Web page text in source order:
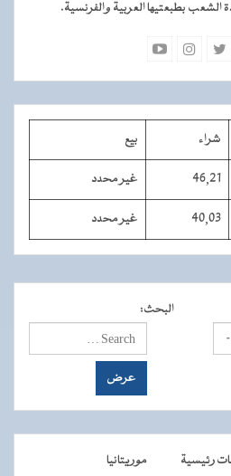
بطبعتيها العربية والفرنسية.
شراء بيع
46,21 غير محدد
40,03 غير محدد
البحث:
رئيسية
موريتانيا